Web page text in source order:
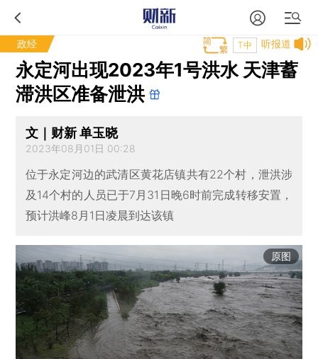
政经 听报道
T中
永定河出现2023年1号洪水 天津蓄
滞洪区准备泄洪
文｜财新 单玉晓
2023年08月01日 00:28
位于永定河边的武清区黄花店镇共有22个村，泄洪涉
及14个村的人员已于7月31日晚6时前完成转移安置，
预计洪峰8月1日凌晨到达该镇
原图